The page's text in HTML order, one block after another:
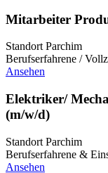
Mitarbeiter
Standort Parchim
Berufserfahrene /
Ansehen
Elektriker/
(m/w/d)
Standort Parchim
Berufserfahrene &
Ansehen